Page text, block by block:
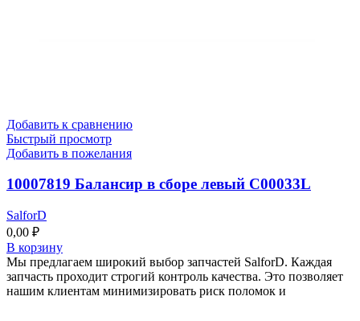
Добавить к сравнению
Быстрый просмотр
Добавить в пожелания
10007819 Балансир в сборе левый C00033L
SalforD
0,00 ₽
В корзину
Мы предлагаем широкий выбор запчастей SalforD. Каждая
запчасть проходит строгий контроль качества. Это позволяет
нашим клиентам минимизировать риск поломок и